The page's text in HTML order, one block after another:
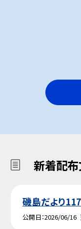
新着配
磯島だより
公開日 2026/06/16